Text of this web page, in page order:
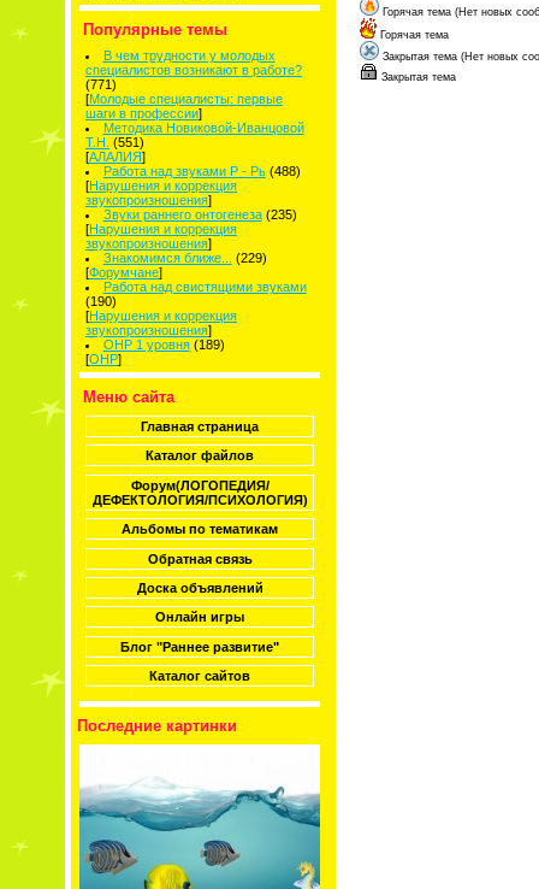
Популярные темы
В чем трудности у молодых
специалистов возникают в работе?
(771)
[Молодые специалисты: первые
шаги в профессии]
Методика Новиковой-Иванцовой
Т.Н. (551)
[АЛАЛИЯ]
Работа над звуками Р - Рь (488)
[Нарушения и коррекция
звукопроизношения]
Звуки раннего онтогенеза (235)
[Нарушения и коррекция
звукопроизношения]
Знакомимся ближе...
(229)
[Форумчане]
Работа над свистящими звуками
(190)
[Нарушения и коррекция
звукопроизношения]
ОНР 1 уровня (189)
[ОНР]
Меню сайта
Главная страница
Каталог файлов
Форум(ЛОГОПЕДИЯ/
ДЕФЕКТОЛОГИЯ/ПСИХОЛОГИЯ)
Альбомы по тематикам
Обратная связь
Доска объявлений
Онлайн игры
Блог "Раннее развитие"
Каталог сайтов
Последние картинки
Горячая тема (Нет новых
Горячая тема
Закрытая тема (Нет новых
Закрытая тема